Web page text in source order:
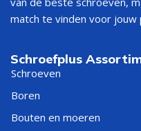
match te vinden voor jouw
Schroefplus
Schroeven
Boren
Bouten en moeren